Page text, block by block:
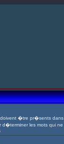
�tre pr�sents
d�terminer les mots qui